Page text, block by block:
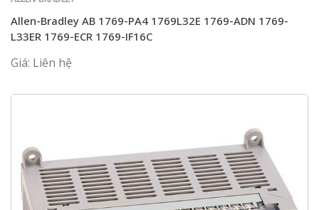
Allen-Bradley AB 1769-PA4 1769L32E 1769-ADN 1769-
L33ER 1769-ECR 1769-IF16C
Giá: Liên hệ